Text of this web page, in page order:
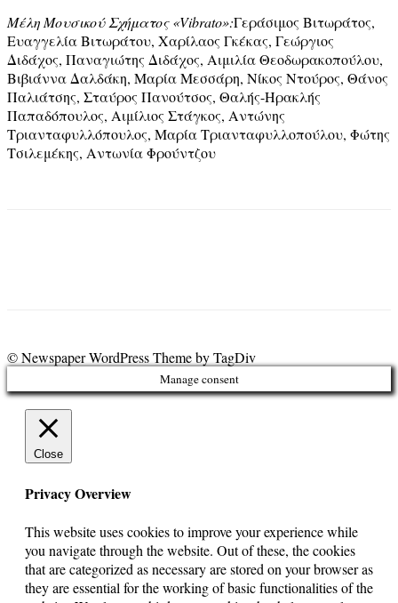
Μέλη Μουσικού Σχήματος «Vibrato»:Γεράσιμος Βιτωράτος,
Ευαγγελία Βιτωράτου, Χαρίλαος Γκέκας, Γεώργιος
Διδάχος, Παναγιώτης Διδάχος, Αιμιλία Θεοδωρακοπούλου,
Βιβιάννα Δαλδάκη, Μαρία Μεσσάρη, Νίκος Ντούρος, Θάνος
Παλιάτσης, Σταύρος Πανούτσος, Θαλής-Ηρακλής
Παπαδόπουλος, Αιμίλιος Στάγκος, Αντώνης
Τριανταφυλλόπουλος, Μαρία Τριανταφυλλοπούλου, Φώτης
Τσιλεμέκης, Αντωνία Φρούντζου
© Newspaper WordPress Theme by TagDiv
Manage consent
Close
Privacy Overview
This website uses cookies to improve your experience while
you navigate through the website. Out of these, the cookies
that are categorized as necessary are stored on your browser as
they are essential for the working of basic functionalities of the